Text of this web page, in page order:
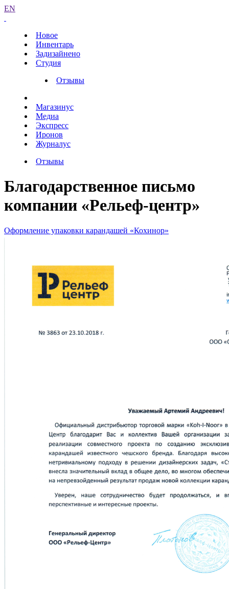
EN
Новое
Инвентарь
Задизайнено
Студия
Отзывы
Магазинус
Медиа
Экспресс
Иронов
Журналус
Отзывы
Благодарственное письмо
компании «Рельеф-центр»
Оформление упаковки карандашей «Кохинор»